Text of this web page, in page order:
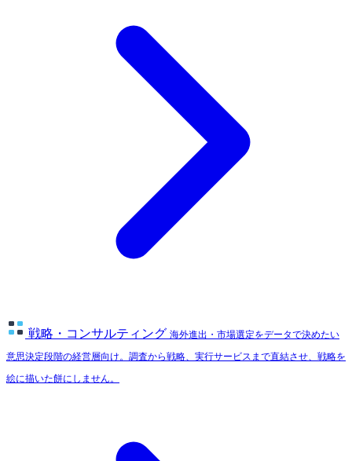
戦略・コンサルティング 海外進出・市場選定をデータで決めたい
意思決定段階の経営層向け。調査から戦略、実行サービスまで直結させ、戦略を
絵に描いた餅にしません。